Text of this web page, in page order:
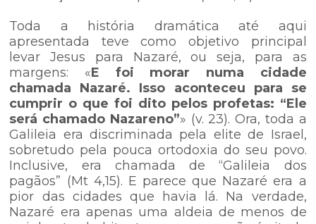
Toda a história dramática até aqui
apresentada teve como objetivo principal
levar Jesus para Nazaré, ou seja, para as
margens: «E foi morar numa cidade
chamada Nazaré. Isso aconteceu para se
cumprir o que foi dito pelos profetas: “Ele
será chamado Nazareno”» (v. 23). Ora, toda a
Galileia era discriminada pela elite de Israel,
sobretudo pela pouca ortodoxia do seu povo.
Inclusive, era chamada de “Galileia dos
pagãos” (Mt 4,15). E parece que Nazaré era a
pior das cidades que havia lá. Na verdade,
Nazaré era apenas uma aldeia de menos de